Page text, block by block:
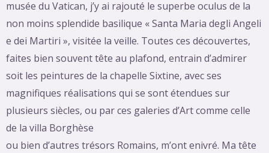
musée du Vatican, j’y ai rajouté le superbe oculus de la
non moins splendide basilique « Santa Maria degli Angeli
e dei Martiri », visitée la veille. Toutes ces découvertes,
faites bien souvent tête au plafond, entrain d’admirer
soit les peintures de la chapelle Sixtine, avec ses
magnifiques réalisations qui se sont étendues sur
plusieurs siècles, ou par ces galeries d’Art comme celle
de la villa Borghèse
ou bien d’autres trésors Romains, m’ont enivré. Ma tête